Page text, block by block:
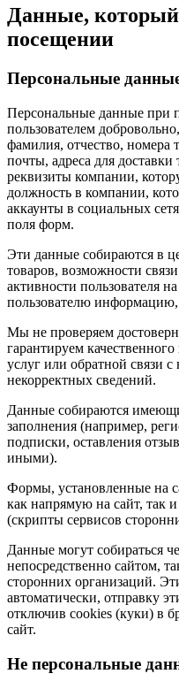
Данные,
посещении
Персональные
Персональные данные при
пользователем
фамилия, отчество, номера
почты, адреса для доставки
реквизиты компании,
должность в компании,
аккаунты в социальных
поля форм.
Эти данные собираются в
товаров, возможности
активности пользователя
пользователю информацию,
Мы не проверяем
гарантируем
услуг или обратной связи
некорректных сведений.
Данные собираются
заполнения (например,
подписки, оставления
иными).
Формы, установленные на
как напрямую на сайт, так
(скрипты сервисов
Данные могут собираться
непосредственно сайтом,
сторонних организаций.
автоматически, отправку
отключив cookies (куки) в
сайт.
Не персональные